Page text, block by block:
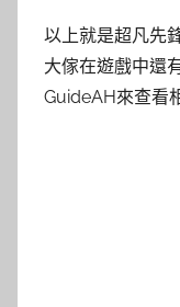
以上就是超凡先
大傢在遊戲中還
GuideAH來查看